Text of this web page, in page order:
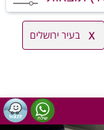
בעיר ירושלים